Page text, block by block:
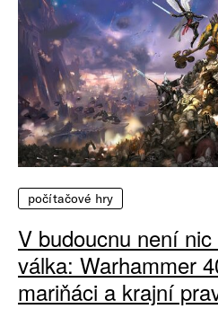
počítačové hry
V budoucnu není
válka: Warhammer
mariňáci a krajní